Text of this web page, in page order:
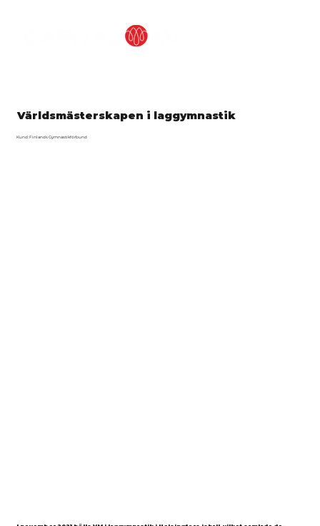
Världsmästerskapen i laggymnastik
Kund: Finlands Gymnastikförbund